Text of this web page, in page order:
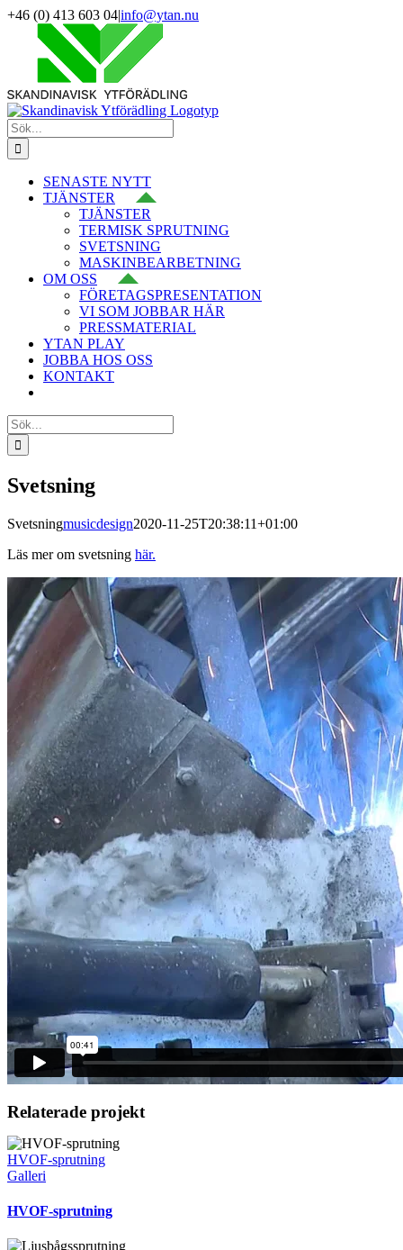
Fortsätt
innehållet
+46 (0) 413 603 04|info@ytan.nu
LinkedIn
YouTube
Instagram
Facebook
Sök
efter:
SENASTE NYTT
TJÄNSTER
TJÄNSTER
TERMISK SPRUTNING
SVETSNING
MASKINBEARBETNING
OM OSS
FÖRETAGSPRESENTATION
VI SOM JOBBAR HÄR
PRESSMATERIAL
YTAN PLAY
JOBBA HOS OSS
KONTAKT
Sök
efter:
Svetsning
Svetsningmusicdesign2020-11-25T20:38:11+01:00
Läs mer om svetsning här.
Relaterade projekt
HVOF-sprutning
Galleri
HVOF-sprutning